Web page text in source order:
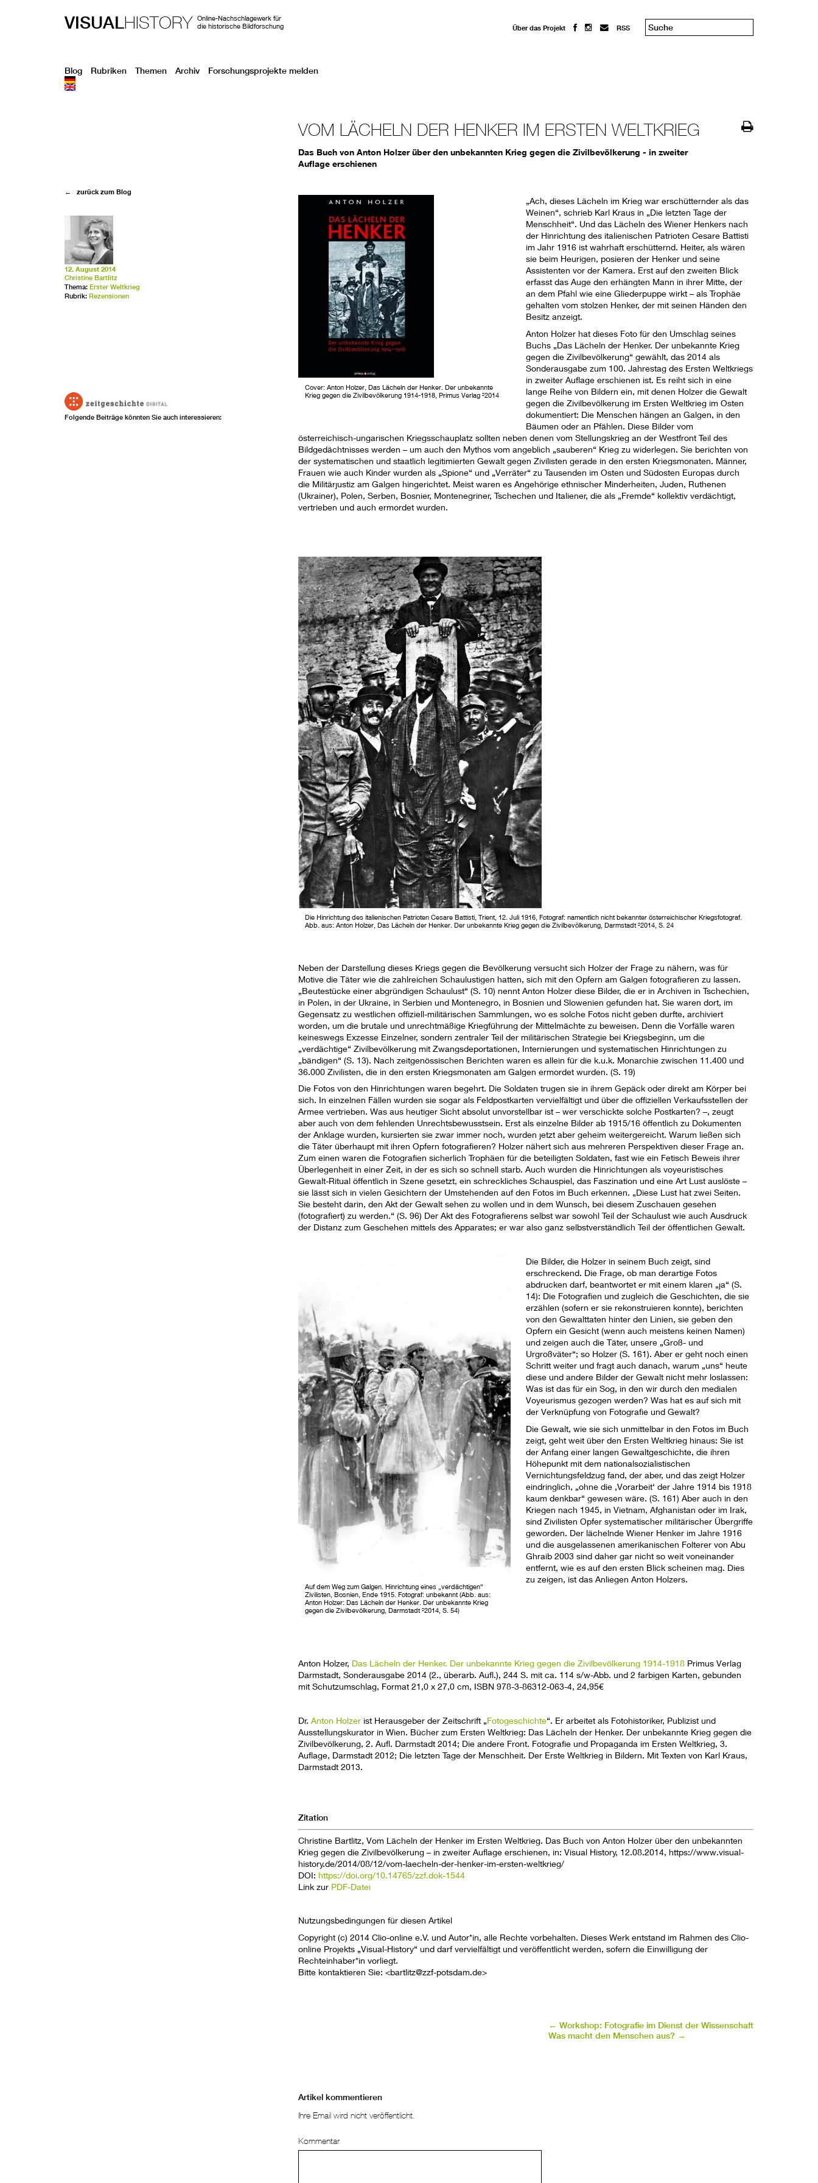
VISUALHISTORY
Online-Nachschlagewerk für
die historische Bildforschung
Über das Projekt RSS
Blog Rubriken Themen Archiv Forschungsprojekte melden
VOM LÄCHELN DER HENKER IM ERSTEN WELTKRIEG
Das Buch von Anton Holzer über den unbekannten Krieg gegen die Zivilbevölkerung - in zweiter
Auflage erschienen
Cover: Anton Holzer, Das Lächeln der Henker. Der unbekannte
Krieg gegen die Zivilbevölkerung 1914-1918, Primus Verlag ²2014
„Ach, dieses Lächeln im Krieg war erschütternder als das
Weinen“, schrieb Karl Kraus in „Die letzten Tage der
Menschheit“. Und das Lächeln des Wiener Henkers nach
der Hinrichtung des italienischen Patrioten Cesare Battisti
im Jahr 1916 ist wahrhaft erschütternd. Heiter, als wären
sie beim Heurigen, posieren der Henker und seine
Assistenten vor der Kamera. Erst auf den zweiten Blick
erfasst das Auge den erhängten Mann in ihrer Mitte, der
an dem Pfahl wie eine Gliederpuppe wirkt – als Trophäe
gehalten vom stolzen Henker, der mit seinen Händen den
Besitz anzeigt.
Anton Holzer hat dieses Foto für den Umschlag seines
Buchs „Das Lächeln der Henker. Der unbekannte Krieg
gegen die Zivilbevölkerung“ gewählt, das 2014 als
Sonderausgabe zum 100. Jahrestag des Ersten Weltkriegs
in zweiter Auflage erschienen ist. Es reiht sich in eine
lange Reihe von Bildern ein, mit denen Holzer die Gewalt
gegen die Zivilbevölkerung im Ersten Weltkrieg im Osten
dokumentiert: Die Menschen hängen an Galgen, in den
Bäumen oder an Pfählen. Diese Bilder vom
österreichisch-ungarischen Kriegsschauplatz sollten neben denen vom Stellungskrieg an der Westfront Teil des
Bildgedächtnisses werden – um auch den Mythos vom angeblich „sauberen“ Krieg zu widerlegen. Sie berichten von
der systematischen und staatlich legitimierten Gewalt gegen Zivilisten gerade in den ersten Kriegsmonaten. Männer,
Frauen wie auch Kinder wurden als „Spione“ und „Verräter“ zu Tausenden im Osten und Südosten Europas durch
die Militärjustiz am Galgen hingerichtet. Meist waren es Angehörige ethnischer Minderheiten, Juden, Ruthenen
(Ukrainer), Polen, Serben, Bosnier, Montenegriner, Tschechen und Italiener, die als „Fremde“ kollektiv verdächtigt,
vertrieben und auch ermordet wurden.
Die Hinrichtung des italienischen Patrioten Cesare Battisti, Trient, 12. Juli 1916, Fotograf: namentlich nicht bekannter österreichischer Kriegsfotograf.
Abb. aus: Anton Holzer, Das Lächeln der Henker. Der unbekannte Krieg gegen die Zivilbevölkerung, Darmstadt ²2014, S. 24
Neben der Darstellung dieses Kriegs gegen die Bevölkerung versucht sich Holzer der Frage zu nähern, was für
Motive die Täter wie die zahlreichen Schaulustigen hatten, sich mit den Opfern am Galgen fotografieren zu lassen.
„Beutestücke einer abgründigen Schaulust“ (S. 10) nennt Anton Holzer diese Bilder, die er in Archiven in Tschechien,
in Polen, in der Ukraine, in Serbien und Montenegro, in Bosnien und Slowenien gefunden hat. Sie waren dort, im
Gegensatz zu westlichen offiziell-militärischen Sammlungen, wo es solche Fotos nicht geben durfte, archiviert
worden, um die brutale und unrechtmäßige Kriegführung der Mittelmächte zu beweisen. Denn die Vorfälle waren
keineswegs Exzesse Einzelner, sondern zentraler Teil der militärischen Strategie bei Kriegsbeginn, um die
„verdächtige“ Zivilbevölkerung mit Zwangsdeportationen, Internierungen und systematischen Hinrichtungen zu
„bändigen“ (S. 13). Nach zeitgenössischen Berichten waren es allein für die k.u.k. Monarchie zwischen 11.400 und
36.000 Zivilisten, die in den ersten Kriegsmonaten am Galgen ermordet wurden. (S. 19)
Die Fotos von den Hinrichtungen waren begehrt. Die Soldaten trugen sie in ihrem Gepäck oder direkt am Körper bei
sich. In einzelnen Fällen wurden sie sogar als Feldpostkarten vervielfältigt und über die offiziellen Verkaufsstellen der
Armee vertrieben. Was aus heutiger Sicht absolut unvorstellbar ist – wer verschickte solche Postkarten? –, zeugt
aber auch von dem fehlenden Unrechtsbewusstsein. Erst als einzelne Bilder ab 1915/16 öffentlich zu Dokumenten
der Anklage wurden, kursierten sie zwar immer noch, wurden jetzt aber geheim weitergereicht. Warum ließen sich
die Täter überhaupt mit ihren Opfern fotografieren? Holzer nähert sich aus mehreren Perspektiven dieser Frage an.
Zum einen waren die Fotografien sicherlich Trophäen für die beteiligten Soldaten, fast wie ein Fetisch Beweis ihrer
Überlegenheit in einer Zeit, in der es sich so schnell starb. Auch wurden die Hinrichtungen als voyeuristisches
Gewalt-Ritual öffentlich in Szene gesetzt, ein schreckliches Schauspiel, das Faszination und eine Art Lust auslöste –
sie lässt sich in vielen Gesichtern der Umstehenden auf den Fotos im Buch erkennen. „Diese Lust hat zwei Seiten.
Sie besteht darin, den Akt der Gewalt sehen zu wollen und in dem Wunsch, bei diesem Zuschauen gesehen
(fotografiert) zu werden.“ (S. 96) Der Akt des Fotografierens selbst war sowohl Teil der Schaulust wie auch Ausdruck
der Distanz zum Geschehen mittels des Apparates; er war also ganz selbstverständlich Teil der öffentlichen Gewalt.
Auf dem Weg zum Galgen. Hinrichtung eines „verdächtigen“
Zivilisten, Bosnien, Ende 1915. Fotograf: unbekannt (Abb. aus:
Anton Holzer: Das Lächeln der Henker. Der unbekannte Krieg
gegen die Zivilbevölkerung, Darmstadt ²2014, S. 54)
Die Bilder, die Holzer in seinem Buch zeigt, sind
erschreckend. Die Frage, ob man derartige Fotos
abdrucken darf, beantwortet er mit einem klaren „ja“ (S.
14): Die Fotografien und zugleich die Geschichten, die sie
erzählen (sofern er sie rekonstruieren konnte), berichten
von den Gewalttaten hinter den Linien, sie geben den
Opfern ein Gesicht (wenn auch meistens keinen Namen)
und zeigen auch die Täter, unsere „Groß- und
Urgroßväter“; so Holzer (S. 161). Aber er geht noch einen
Schritt weiter und fragt auch danach, warum „uns“ heute
diese und andere Bilder der Gewalt nicht mehr loslassen:
Was ist das für ein Sog, in den wir durch den medialen
Voyeurismus gezogen werden? Was hat es auf sich mit
der Verknüpfung von Fotografie und Gewalt?
Die Gewalt, wie sie sich unmittelbar in den Fotos im Buch
zeigt, geht weit über den Ersten Weltkrieg hinaus: Sie ist
der Anfang einer langen Gewaltgeschichte, die ihren
Höhepunkt mit dem nationalsozialistischen
Vernichtungsfeldzug fand, der aber, und das zeigt Holzer
eindringlich, „ohne die ‚Vorarbeit‘ der Jahre 1914 bis 1918
kaum denkbar“ gewesen wäre. (S. 161) Aber auch in den
Kriegen nach 1945, in Vietnam, Afghanistan oder im Irak,
sind Zivilisten Opfer systematischer militärischer Übergriffe
geworden. Der lächelnde Wiener Henker im Jahre 1916
und die ausgelassenen amerikanischen Folterer von Abu
Ghraib 2003 sind daher gar nicht so weit voneinander
entfernt, wie es auf den ersten Blick scheinen mag. Dies
zu zeigen, ist das Anliegen Anton Holzers.
Anton Holzer, Das Lächeln der Henker. Der unbekannte Krieg gegen die Zivilbevölkerung 1914-1918 Primus Verlag
Darmstadt, Sonderausgabe 2014 (2., überarb. Aufl.), 244 S. mit ca. 114 s/w-Abb. und 2 farbigen Karten, gebunden
mit Schutzumschlag, Format 21,0 x 27,0 cm, ISBN 978-3-86312-063-4, 24,95€
Dr.Anton Holzer ist Herausgeber der Zeitschrift „Fotogeschichte“. Er arbeitet als Fotohistoriker, Publizist und
Ausstellungskurator in Wien. Bücher zum Ersten Weltkrieg: Das Lächeln der Henker. Der unbekannte Krieg gegen die
Zivilbevölkerung, 2. Aufl. Darmstadt 2014; Die andere Front. Fotografie und Propaganda im Ersten Weltkrieg, 3.
Auflage, Darmstadt 2012; Die letzten Tage der Menschheit. Der Erste Weltkrieg in Bildern. Mit Texten von Karl Kraus,
Darmstadt 2013.
Zitation
Christine Bartlitz, Vom Lächeln der Henker im Ersten Weltkrieg. Das Buch von Anton Holzer über den unbekannten
Krieg gegen die Zivilbevölkerung – in zweiter Auflage erschienen, in: Visual History, 12.08.2014, https://www.visual-
history.de/2014/08/12/vom-laecheln-der-henker-im-ersten-weltkrieg/
DOI:https://doi.org/10.14765/zzf.dok-1544
Link zur PDF-Datei
Nutzungsbedingungen für diesen Artikel
Copyright (c) 2014 Clio-online e.V. und Autor*in, alle Rechte vorbehalten. Dieses Werk entstand im Rahmen des Clio-
online Projekts „Visual-History“ und darf vervielfältigt und veröffentlicht werden, sofern die Einwilligung der
Rechteinhaber*in vorliegt.
Bitte kontaktieren Sie: <bartlitz@zzf-potsdam.de>
← zurück zum Blog
12. August 2014
Christine Bartlitz
Thema: Erster Weltkrieg
Rubrik: Rezensionen
Folgende Beiträge könnten Sie auch interessieren:
← Workshop: Fotografie im Dienst der Wissenschaft
Was macht den Menschen aus? →
Artikel kommentieren
Ihre Email wird nicht veröffentlicht.
Kommentar